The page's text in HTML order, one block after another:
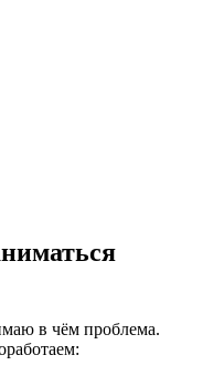
в чём проблема.